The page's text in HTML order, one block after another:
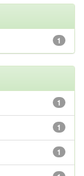
1
1
1
1